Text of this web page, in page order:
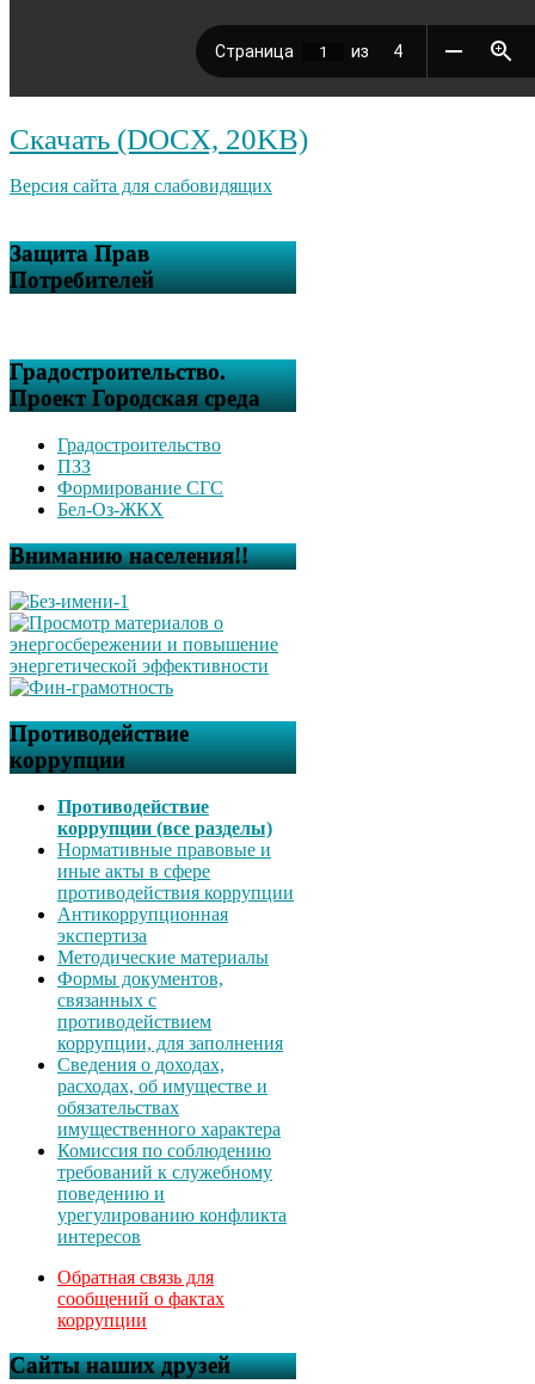
Скачать (DOCX, 20KB)
Версия сайта для слабовидящих
Защита Прав
Потребителей
Градостроительство.
Проект Городская среда
Градостроительство
ПЗЗ
Формирование СГС
Бел-Оз-ЖКХ
Вниманию населения!!
Противодействие
коррупции
Противодействие
коррупции (все разделы)
Нормативные правовые и
иные акты в сфере
противодействия коррупции
Антикоррупционная
экспертиза
Методические материалы
Формы документов,
связанных с
противодействием
коррупции, для заполнения
Сведения о доходах,
расходах, об имуществе и
обязательствах
имущественного характера
Комиссия по соблюдению
требований к служебному
поведению и
урегулированию конфликта
интересов
Обратная связь для
сообщений о фактах
коррупции
Сайты наших друзей